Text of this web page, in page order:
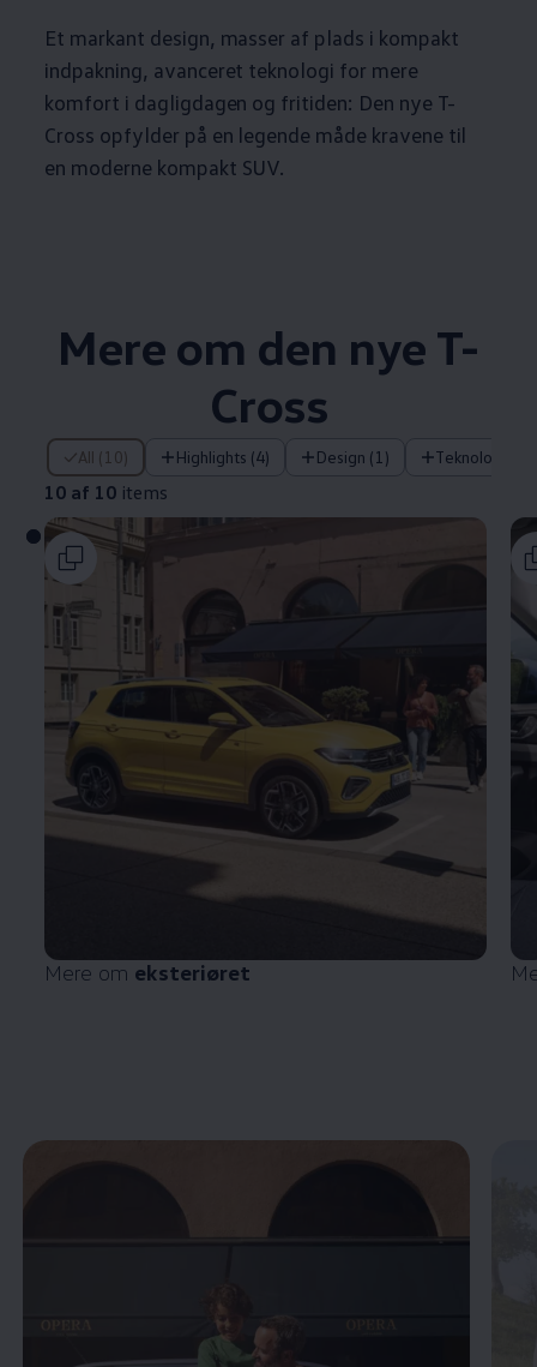
Et markant design, masser af plads i kompakt
indpakning, avanceret teknologi for mere
komfort i dagligdagen og fritiden: Den nye T-
Cross opfylder på en legende måde kravene til
en moderne kompakt SUV.
Mere om den nye T-
Cross
All (10) Highlights (4) Design (1) Teknologi (1)
10 af 10 items
10 af 10 items
Mere om eksteriøret